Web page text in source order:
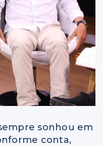
sonhou em
conta,